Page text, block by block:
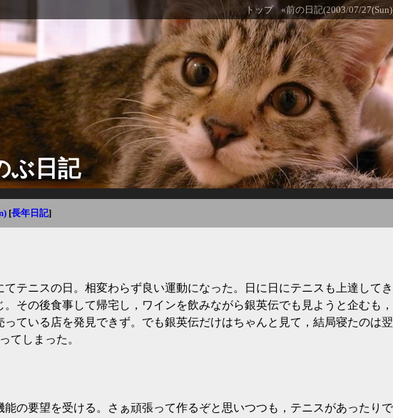
トップ «前の日記(2003/07/
ぶ日記
[長年日記]
てテニスの日。相変わらず良い運動になった。日に日にテニスも上達してき
。その後食事して帰宅し，ワインを飲みながら銀英伝でも見ようと企むも，
っている店を発見できず。でも銀英伝だけはちゃんと見て，結局寝たのは翌
てしまった。
能の要望を受ける。さぁ頑張って作るぞと思いつつも，テニスがあったりで